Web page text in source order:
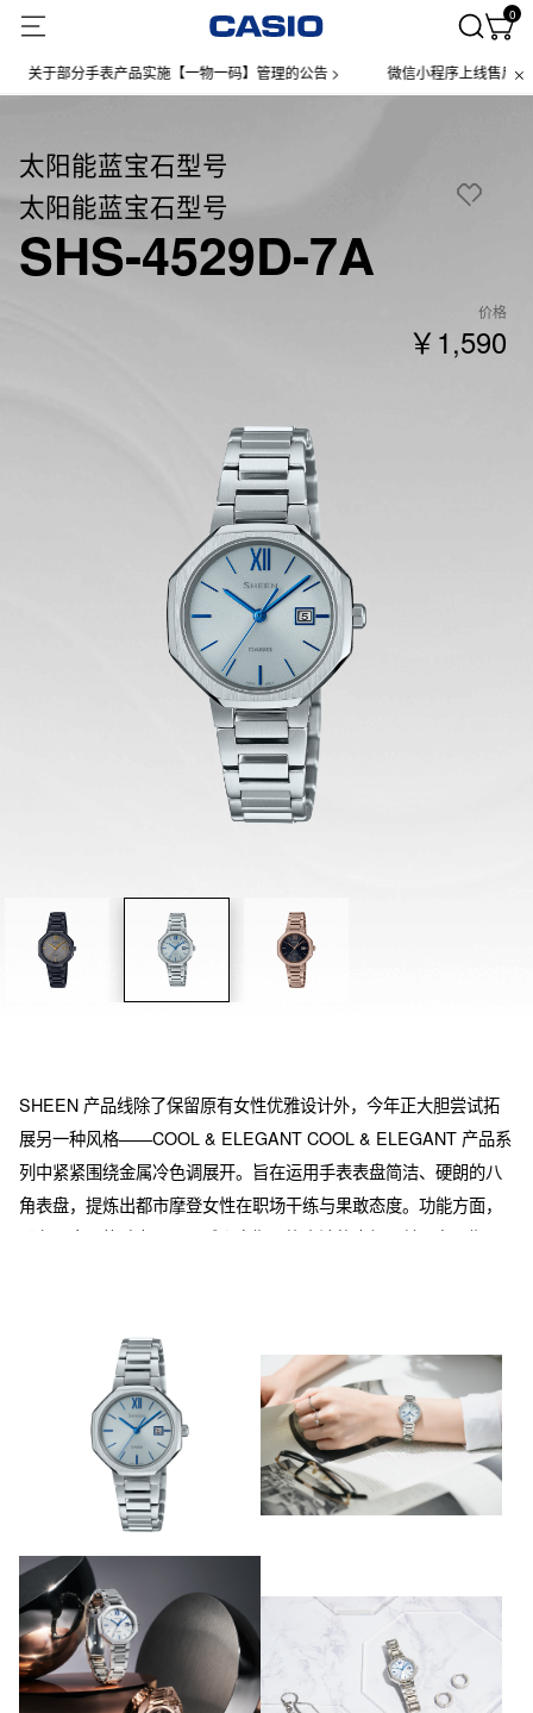
0
关于部分手表产品实施【一物一码】管理的公告 > 微信小程序上线售后服务
太阳能蓝宝石型号
太阳能蓝宝石型号
SHS-4529D-7A
价格
￥1,590
SHEEN 产品线除了保留原有女性优雅设计外，今年正大胆尝试拓
展另一种风格——COOL & ELEGANT COOL & ELEGANT 产品系
列中紧紧围绕金属冷色调展开。旨在运用手表表盘简洁、硬朗的八
角表盘，提炼出都市摩登女性在职场干练与果敢态度。功能方面，
配备了太阳能动力，可以减少定期更换电池的麻烦，并具有日期显